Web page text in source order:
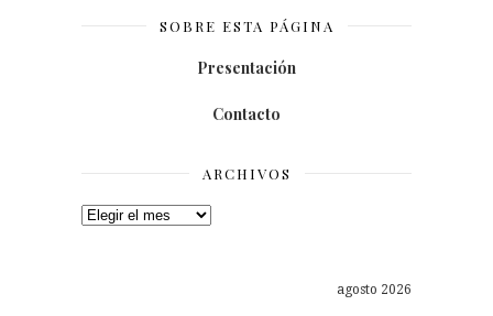
SOBRE ESTA PÁGINA
Presentación
Contacto
ARCHIVOS
Archivos
agosto 2026